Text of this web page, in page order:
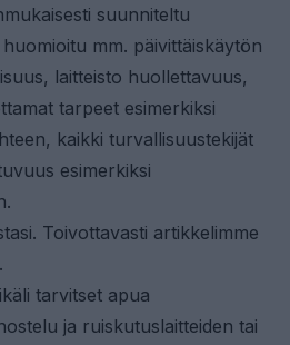
suunniteltu
mm. päivittäiskäytön
laitteisto huollettavuus,
tarpeet esimerkiksi
kaikki turvallisuustekijät
esimerkiksi
Toivottavasti artikkelimme
tarvitset apua
ja ruiskutuslaitteiden tai